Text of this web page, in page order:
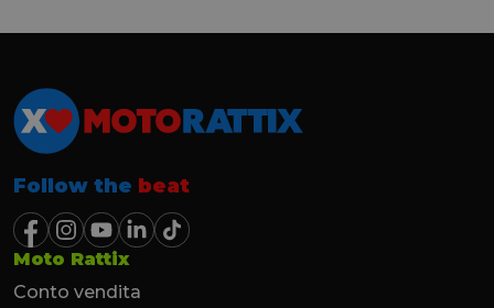
Follow the beat
Moto Rattix
Conto vendita